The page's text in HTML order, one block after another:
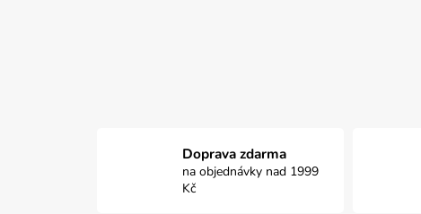
Doprava zdarma
na objednávky nad 1999
Kč